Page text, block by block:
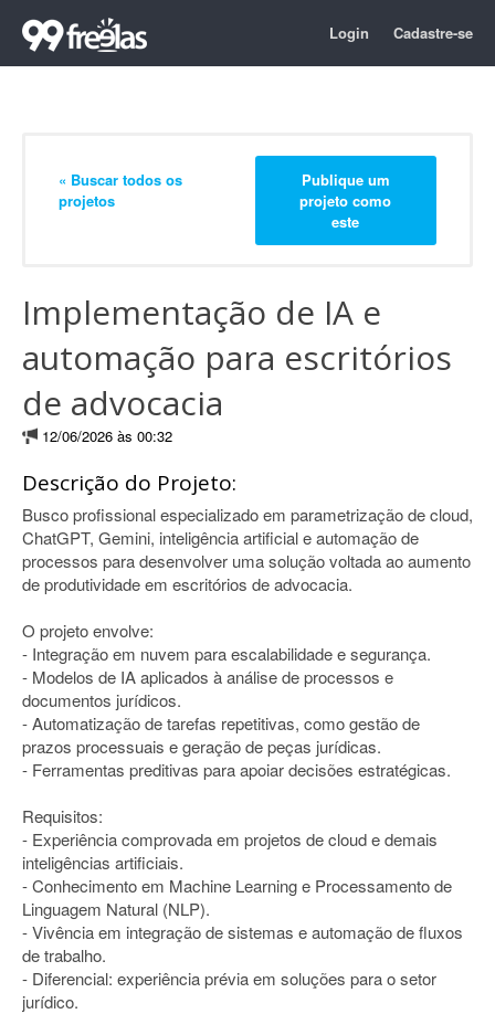
Login Cadastre-se
« Buscar todos os
projetos
Publique um
projeto como
este
Implementação de IA e
automação para escritórios
de advocacia
12/06/2026 às 00:32
Descrição do Projeto:
Busco profissional especializado em parametrização de cloud,
ChatGPT, Gemini, inteligência artificial e automação de
processos para desenvolver uma solução voltada ao aumento
de produtividade em escritórios de advocacia.
O projeto envolve:
- Integração em nuvem para escalabilidade e segurança.
- Modelos de IA aplicados à análise de processos e
documentos jurídicos.
- Automatização de tarefas repetitivas, como gestão de
prazos processuais e geração de peças jurídicas.
- Ferramentas preditivas para apoiar decisões estratégicas.
Requisitos:
- Experiência comprovada em projetos de cloud e demais
inteligências artificiais.
- Conhecimento em Machine Learning e Processamento de
Linguagem Natural (NLP).
- Vivência em integração de sistemas e automação de fluxos
de trabalho.
- Diferencial: experiência prévia em soluções para o setor
jurídico.